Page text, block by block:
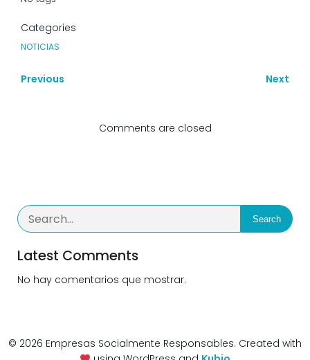
Categories
NOTICIAS
Previous Next
Comments are closed
Search
Latest Comments
No hay comentarios que mostrar.
© 2026 Empresas Socialmente Responsables. Created with